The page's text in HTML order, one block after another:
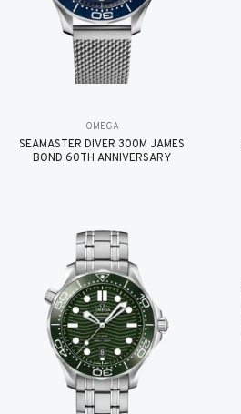
OMEGA
SEAMASTER DIVER 300M JAMES
BOND 60TH ANNIVERSARY